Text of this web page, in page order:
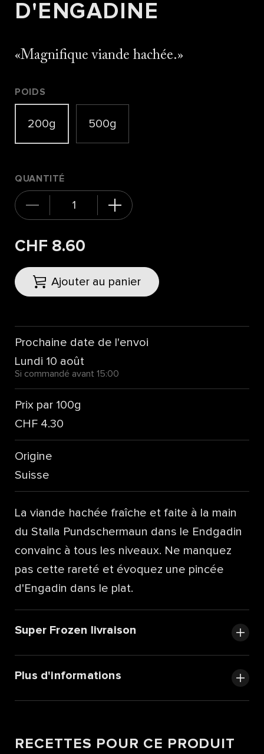
D'ENGADINE
Magnifique viande hachée.
POIDS
200g 500g
QUANTITÉ
CHF 8.60
Ajouter au panier
Prochaine date de l'envoi
Lundi 10 août
Si commandé avant 15:00
Prix par 100g
CHF 4.30
Origine
Suisse
La viande hachée fraîche et faite à la main
du Stalla Pundschermaun dans le Endgadin
convainc à tous les niveaux. Ne manquez
pas cette rareté et évoquez une pincée
d'Engadin dans le plat.
Super Frozen livraison
Plus d'informations
RECETTES POUR CE PRODUIT